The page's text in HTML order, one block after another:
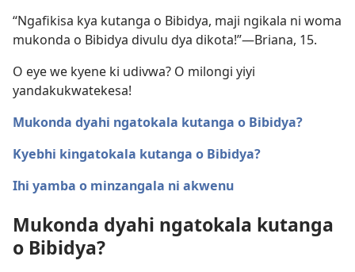
“Ngafikisa kya kutanga o Bibidya, maji ngikala ni woma
mukonda o Bibidya divulu dya dikota!”—Briana, 15.
O eye we kyene ki udivwa? O milongi yiyi
yandakukwatekesa!
Mukonda dyahi ngatokala kutanga o Bibidya?
Kyebhi kingatokala kutanga o Bibidya?
Ihi yamba o minzangala ni akwenu
Mukonda dyahi ngatokala kutanga
o Bibidya?